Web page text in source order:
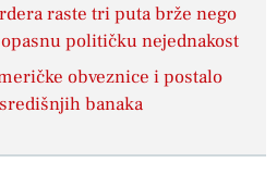
raste tri puta brže nego
političku nejednakost
obveznice i postalo
banaka